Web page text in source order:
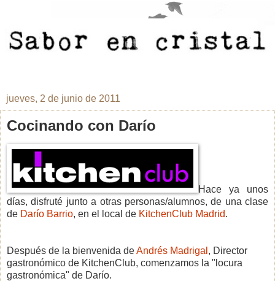
jueves, 2 de junio de 2011
Cocinando con Darío
Hace ya unos
días, disfruté junto a otras personas/alumnos, de una clase
de Darío Barrio, en el local de KitchenClub Madrid.
Después de la bienvenida deAndrés Madrigal , Director
gastronómico de KitchenClub, comenzamos la "locura
gastronómica" de Darío.